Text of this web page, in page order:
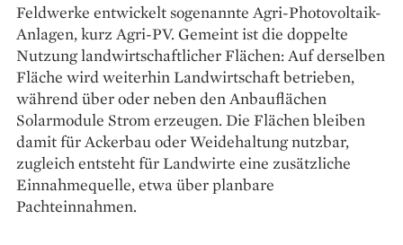
Feldwerke entwickelt sogenannte Agri-Photovoltaik-
Anlagen, kurz Agri-PV. Gemeint ist die doppelte
Nutzung landwirtschaftlicher Flächen: Auf derselben
Fläche wird weiterhin Landwirtschaft betrieben,
während über oder neben den Anbauflächen
Solarmodule Strom erzeugen. Die Flächen bleiben
damit für Ackerbau oder Weidehaltung nutzbar,
zugleich entsteht für Landwirte eine zusätzliche
Einnahmequelle, etwa über planbare
Pachteinnahmen.